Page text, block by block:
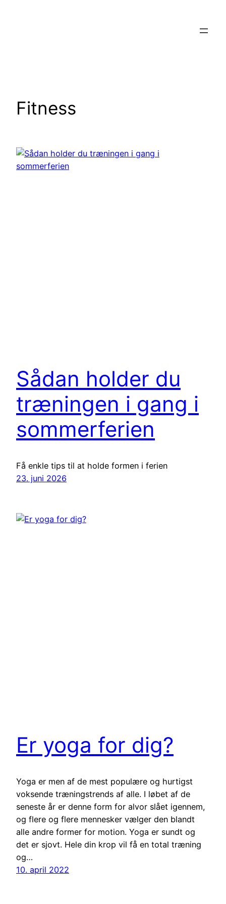
Fitness
Sådan holder du
træningen i gang i
sommerferien
Få enkle tips til at holde formen i ferien
23. juni 2026
Er yoga for dig?
Yoga er men af de mest populære og hurtigst
voksende træningstrends af alle. I løbet af de
seneste år er denne form for alvor slået igennem,
og flere og flere mennesker vælger den blandt
alle andre former for motion. Yoga er sundt og
det er sjovt. Hele din krop vil få en total træning
og…
10. april 2022